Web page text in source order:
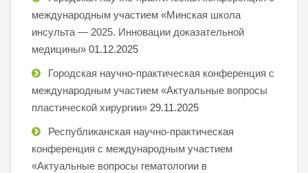
международным участием «Минская школа
инсульта — 2025. Инновации доказательной
медицины» 01.12.2025
Городская научно-практическая конференция с
международным участием «Актуальные вопросы
пластической хирургии» 29.11.2025
Республиканская научно-практическая
конференция с международным участием
«Актуальные вопросы гематологии в